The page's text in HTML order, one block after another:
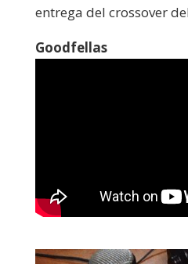
entrega del crossover
Goodfellas